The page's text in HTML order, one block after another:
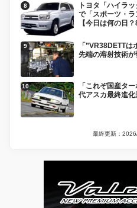
トヨタ「ハイラ
で「スポーツ・
【今日は何の日？
「”VR38DETT
先端の溶射技術
「これぞ国産タ
代アスカ最終進化
最終更新：